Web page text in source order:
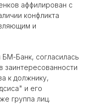
аффилирован с
конфликта
и
Банк, согласилась
заинтересованности
к должнику,
и его
группа лиц.